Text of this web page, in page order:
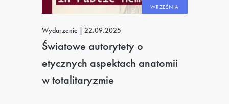
WRZEŚNIA
Wydarzenie | 22.09.2025
Światowe autorytety o
etycznych aspektach anatomii
w totalitaryzmie